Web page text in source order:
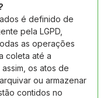
é definido de
pela LGPD,
as operações
coleta até a
os atos de
ou armazenar
contidos no